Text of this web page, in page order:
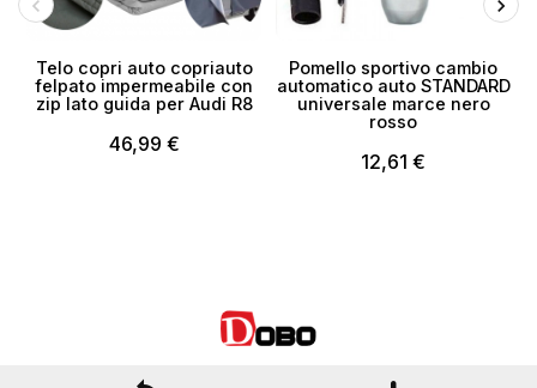
Telo copri auto copriauto
felpato impermeabile con
zip lato guida per Audi R8
46,99 €
Pomello sportivo cambio
automatico auto STANDARD
universale marce nero
rosso
12,61 €